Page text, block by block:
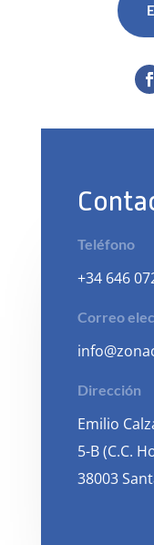
Teléfono
+34 646
Correo
Dirección
Emilio
5-B (C.C.
38003